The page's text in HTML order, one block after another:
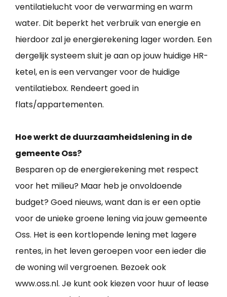
ventilatielucht voor de verwarming en warm
water. Dit beperkt het verbruik van energie en
hierdoor zal je energierekening lager worden. Een
dergelijk systeem sluit je aan op jouw huidige HR-
ketel, en is een vervanger voor de huidige
ventilatiebox. Rendeert goed in
flats/appartementen.
Hoe werkt de duurzaamheidslening in de
gemeente Oss?
Besparen op de energierekening met respect
voor het milieu? Maar heb je onvoldoende
budget? Goed nieuws, want dan is er een optie
voor de unieke groene lening via jouw gemeente
Oss. Het is een kortlopende lening met lagere
rentes, in het leven geroepen voor een ieder die
de woning wil vergroenen. Bezoek ook
www.oss.nl. Je kunt ook kiezen voor huur of lease